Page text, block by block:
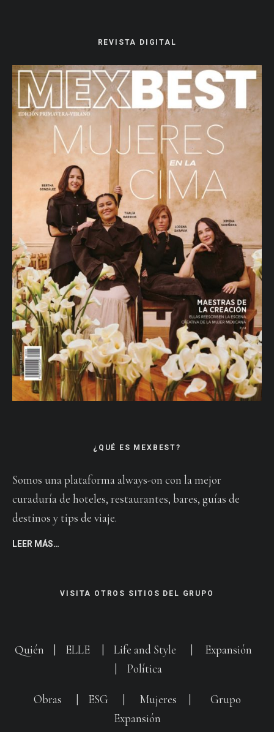
REVISTA DIGITAL
¿QUÉ ES MEXBEST?
Somos una plataforma always-on con la mejor
curaduría de hoteles, restaurantes, bares, guías de
destinos y tips de viaje.
LEER MÁS…
VISITA OTROS SITIOS DEL GRUPO
Quién ELLE Life and Style
Expansión
Política
Obras ESG Mujeres
Grupo
Expansión